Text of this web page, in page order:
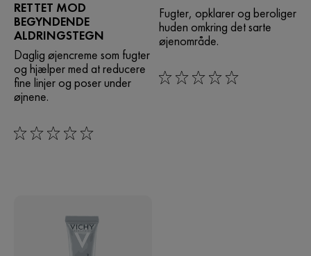
RETTET MOD
BEGYNDENDE
ALDRINGSTEGN
Daglig øjencreme som fugter
og hjælper med at reducere
fine linjer og poser under
øjnene.
0/5
Fugter, opklarer og beroliger
huden omkring det sarte
øjenområde.
0/5